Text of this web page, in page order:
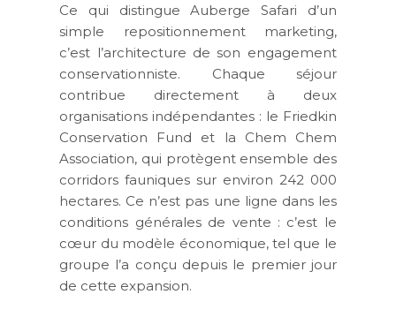
Ce qui distingue Auberge Safari d’un
simple repositionnement marketing,
c’est l’architecture de son engagement
conservationniste. Chaque séjour
contribue directement à deux
organisations indépendantes : le Friedkin
Conservation Fund et la Chem Chem
Association, qui protègent ensemble des
corridors fauniques sur environ 242 000
hectares. Ce n’est pas une ligne dans les
conditions générales de vente : c’est le
cœur du modèle économique, tel que le
groupe l’a conçu depuis le premier jour
de cette expansion.